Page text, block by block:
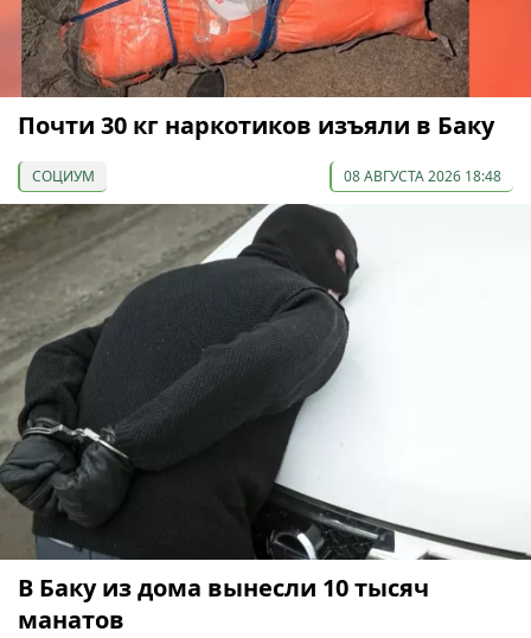
Почти 30 кг наркотиков изъяли в Баку
СОЦИУМ 08 АВГУСТА 2026 18:48
В Баку из дома вынесли 10 тысяч
манатов